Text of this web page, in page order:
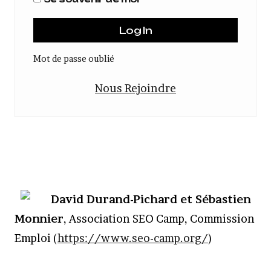
Mot de passe oublié
Nous Rejoindre
David Durand-Pichard et Sébastien
Monnier, Association SEO Camp, Commission
Emploi (https://www.seo-camp.org/)